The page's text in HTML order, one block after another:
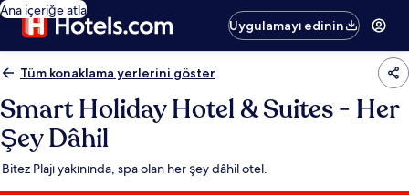
Ana içeriğe atla
Uygulamayı edinin
Tüm konaklama yerlerini göster
Smart Holiday Hotel & Suites - Her
Şey Dâhil
Bitez Plajı yakınında, spa olan her şey dâhil otel.